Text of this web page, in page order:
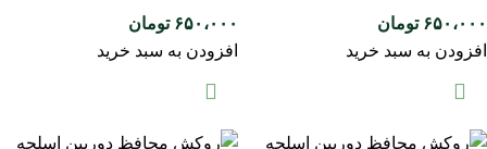
۶۵۰،۰۰۰ تومان
افزودن به سبد خرید
۶۵۰،۰۰۰ تومان
افزودن به سبد خرید